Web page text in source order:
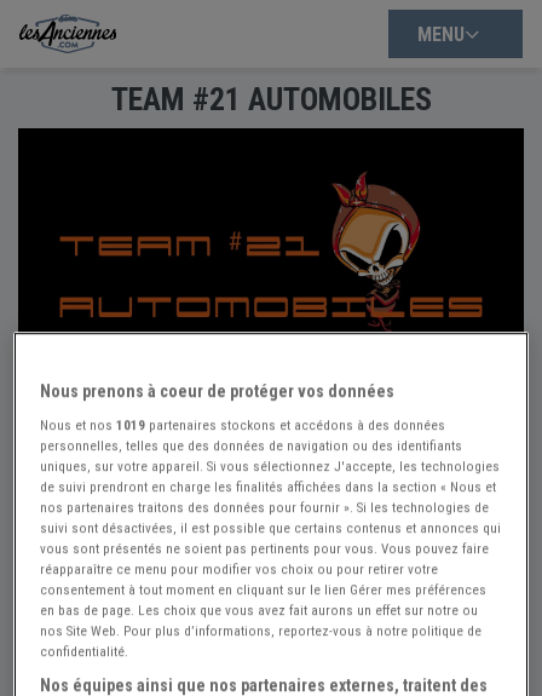
MENU
TEAM #21 AUTOMOBILES
TEAM #21 AUTOMOBILES
Contact
07 83 10 07 26
Envoyer un message
Adresse
Nous prenons à coeur de protéger vos données
Nous et nos1019 partenaires stockons et accédons à des données
personnelles, telles que des données de navigation ou des identifiants
uniques, sur votre appareil. Si vous sélectionnez J'accepte, les technologies
de suivi prendront en charge les finalités affichées dans la section « Nous et
nos partenaires traitons des données pour fournir ». Si les technologies de
suivi sont désactivées, il est possible que certains contenus et annonces qui
vous sont présentés ne soient pas pertinents pour vous. Vous pouvez faire
réapparaître ce menu pour modifier vos choix ou pour retirer votre
consentement à tout moment en cliquant sur le lien Gérer mes préférences
en bas de page. Les choix que vous avez fait aurons un effet sur notre ou
nos Site Web. Pour plus d’informations, reportez-vous à notre politique de
confidentialité.
Nos équipes ainsi que nos partenaires externes, traitent des